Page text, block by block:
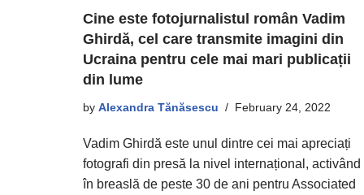
Cine este fotojurnalistul român Vadim
Ghirdă, cel care transmite imagini din
Ucraina pentru cele mai mari publicații
din lume
by Alexandra Tănăsescu February 24, 2022
Vadim Ghirdă este unul dintre cei mai apreciați
fotografi din presă la nivel internațional, activând
în breaslă de peste 30 de ani pentru Associated